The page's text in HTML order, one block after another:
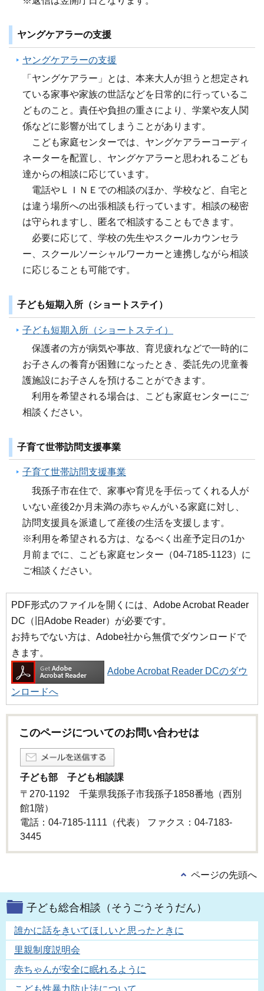
ヤングケアラーの支援
ヤングケアラーの支援
「ヤングケアラー」とは、本来大人が担うと想定され
ている家事や家族の世話などを日常的に行っているこ
どものこと。責任や負担の重さにより、学業や友人関
係などに影響が出てしまうことがあります。
こども家庭センターでは、ヤングケアラーコーディ
ネーターを配置し、ヤングケアラーと思われるこども
達からの相談に応じています。
電話やＬＩＮＥでの相談のほか、学校など、自宅と
は違う場所への出張相談も行っています。相談の秘密
は守られますし、匿名で相談することもできます。
必要に応じて、学校の先生やスクールカウンセラ
ー、スクールソーシャルワーカーと連携しながら相談
に応じることも可能です。
子ども短期入所（ショートステイ）
子ども短期入所（ショートステイ）
保護者の方が病気や事故、育児疲れなどで一時的に
お子さんの養育が困難になったとき、委託先の児童養
護施設にお子さんを預けることができます。
利用を希望される場合は、こども家庭センターにご
相談ください。
子育て世帯訪問支援事業
子育て世帯訪問支援事業
我孫子市在住で、家事や育児を手伝ってくれる人が
いない産後2か月未満の赤ちゃんがいる家庭に対し、
訪問支援員を派遣して産後の生活を支援します。
※利用を希望される方は、なるべく出産予定日の1か
月前までに、こども家庭センター（04-7185-1123）に
ご相談ください。
PDF形式のファイルを開くには、Adobe Acrobat Reader
DC（旧Adobe Reader）が必要です。
お持ちでない方は、Adobe社から無償でダウンロードで
きます。
Adobe Acrobat Reader DCのダウ
ンロードへ
このページについてのお問い合わせは
子ども部 子ども相談課
〒270-1192 千葉県我孫子市我孫子1858番地（西別
館1階）
電話：04-7185-1111（代表） ファクス：04-7183-
3445
ページの先頭へ
子ども総合相談（そうごうそうだん）
誰かに話をきいてほしいと思ったときに
里親制度説明会
赤ちゃんが安全に眠れるように
こども性暴力防止法について